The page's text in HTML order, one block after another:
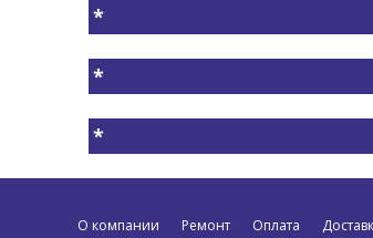
*
*
*
О компании Ремонт Оплата